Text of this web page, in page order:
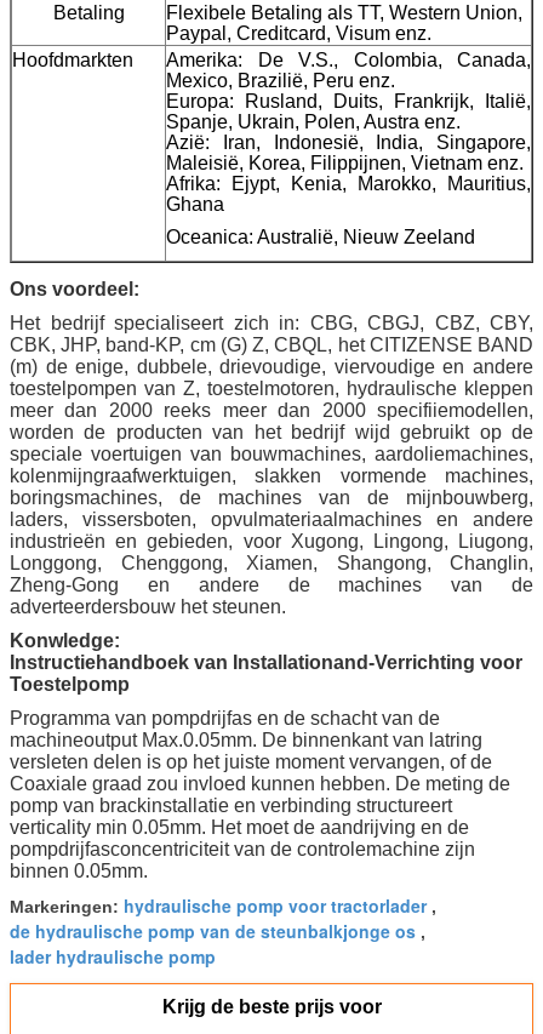
Betaling
Flexibele Betaling als TT, Western Union,
Paypal, Creditcard, Visum enz.
Hoofdmarkten
Amerika: De V.S., Colombia, Canada,
Mexico, Brazilië, Peru enz.
Europa: Rusland, Duits, Frankrijk, Italië,
Spanje, Ukrain, Polen, Austra enz.
Azië: Iran, Indonesië, India, Singapore,
Maleisië, Korea, Filippijnen, Vietnam enz.
Afrika: Ejypt, Kenia, Marokko, Mauritius,
Ghana
Oceanica: Australië, Nieuw Zeeland
Ons voordeel:
Het bedrijf specialiseert zich in: CBG, CBGJ, CBZ, CBY,
CBK, JHP, band-KP, cm (G) Z, CBQL, het CITIZENSE BAND
(m) de enige, dubbele, drievoudige, viervoudige en andere
toestelpompen van Z, toestelmotoren, hydraulische kleppen
meer dan 2000 reeks meer dan 2000 specifiiemodellen,
worden de producten van het bedrijf wijd gebruikt op de
speciale voertuigen van bouwmachines, aardoliemachines,
kolenmijngraafwerktuigen, slakken vormende machines,
boringsmachines, de machines van de mijnbouwberg,
laders, vissersboten, opvulmateriaalmachines en andere
industrieën en gebieden, voor Xugong, Lingong, Liugong,
Longgong, Chenggong, Xiamen, Shangong, Changlin,
Zheng-Gong en andere de machines van de
adverteerdersbouw het steunen.
Konwledge:
Instructiehandboek van Installationand-Verrichting voor
Toestelpomp
Programma van pompdrijfas en de schacht van de
machineoutput Max.0.05mm. De binnenkant van latring
versleten delen is op het juiste moment vervangen, of de
Coaxiale graad zou invloed kunnen hebben. De meting de
pomp van brackinstallatie en verbinding structureert
verticality min 0.05mm. Het moet de aandrijving en de
pompdrijfasconcentriciteit van de controlemachine zijn
binnen 0.05mm.
Markeringen: hydraulische pomp voor tractorlader,
de hydraulische pomp van de steunbalkjonge os ,
lader hydraulische pomp
Krijg de beste prijs voor